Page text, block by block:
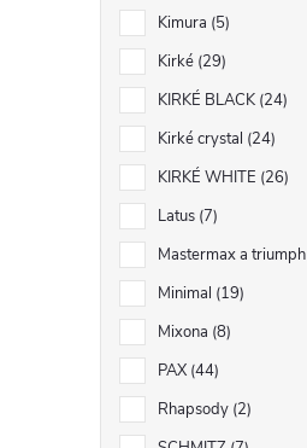
Kimura 5
Kirké 29
KIRKÉ BLACK 24
Kirké crystal 24
KIRKÉ WHITE 26
Latus 7
Mastermax a triumph
Minimal 19
Mixona 8
PAX 44
Rhapsody 2